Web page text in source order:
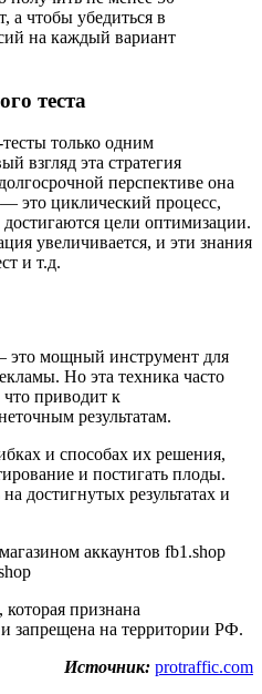
а чтобы убедиться в
на каждый вариант
теста
только одним
взгляд эта стратегия
перспективе она
это циклический процесс,
достигаются цели оптимизации.
увеличивается, и эти знания
и т.д.
это мощный инструмент для
Но эта техника часто
что приводит к
результатам.
и способах их решения,
и постигать плоды.
достигнутых результатах и
аккаунтов fb1.shop
признана
запрещена на территории РФ.
Источник: protraffic.com